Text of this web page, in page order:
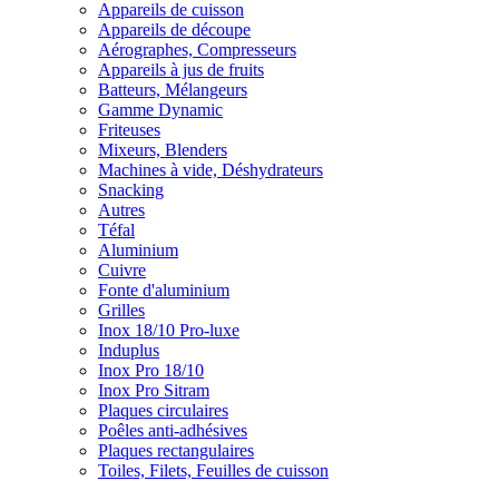
Appareils de cuisson
Appareils de découpe
Aérographes, Compresseurs
Appareils à jus de fruits
Batteurs, Mélangeurs
Gamme Dynamic
Friteuses
Mixeurs, Blenders
Machines à vide, Déshydrateurs
Snacking
Autres
Téfal
Aluminium
Cuivre
Fonte d'aluminium
Grilles
Inox 18/10 Pro-luxe
Induplus
Inox Pro 18/10
Inox Pro Sitram
Plaques circulaires
Poêles anti-adhésives
Plaques rectangulaires
Toiles, Filets, Feuilles de cuisson